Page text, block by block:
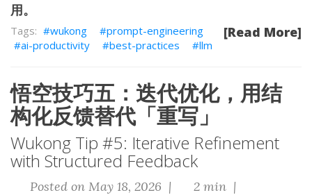
用。
[Read More]
wukong
prompt-engineering
ai-productivity
best-practices llm
悟空技巧五：迭代优化，用结
构化反馈替代「重写」
Wukong Tip #5: Iterative Refinement
with Structured Feedback
Posted on May 18, 2026 |
2 min |